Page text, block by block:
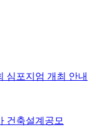
심포지엄 개최 안내
건축설계공모